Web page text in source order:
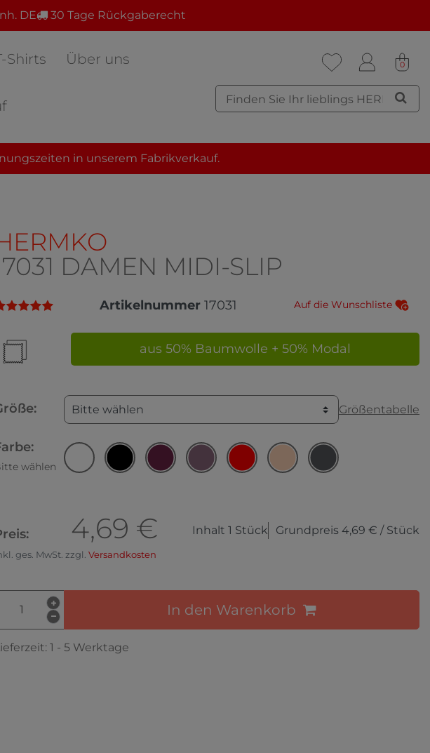
DE 30 Tage Rückgaberecht
Shirts Über uns 0
in unserem Fabrikverkauf.
DAMEN MIDI-SLIP
Artikelnummer 17031 Auf die Wunschliste
aus 50% Baumwolle + 50% Modal
Bitte wählen Größentabelle
wählen
4,69 € Inhalt 1 Stück Grundpreis 4,69 € / Stück
ges. MwSt. zzgl. Versandkosten
In den Warenkorb
1 - 5 Werktage